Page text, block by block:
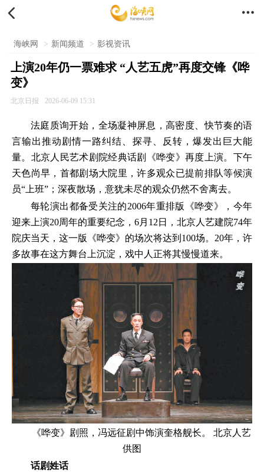
 
海峡网 > 新闻频道 > 影视资讯
上演20年仍一票难求 “人艺五虎”再度交锋《哗
变》
北京日报 2026-06-09 15:31
法庭质询开始，全场凝神屏息，高密度、快节奏的语
言输出推动剧情一路纠结、探寻、反转，爆发出巨大能
量。北京人民艺术剧院经典话剧《哗变》再度上演。下午
天色尚早，首都剧场大院里，许多观众已提前排队等候演
员“上班”；深夜散场，意犹未尽的观众仍然不舍离去。
每轮演出都备受关注的2006年重排版《哗变》，今年
迎来上演20周年的重要纪念，6月12日，北京人艺建院74年
院庆当天，这一版《哗变》的场次将达到100场。20年，许
多故事在这方舞台上沉淀，戏中人正将其慢慢道来。
《哗变》剧照，冯远征剧中饰演奎格舰长。 北京人艺
供图
话剧姓话